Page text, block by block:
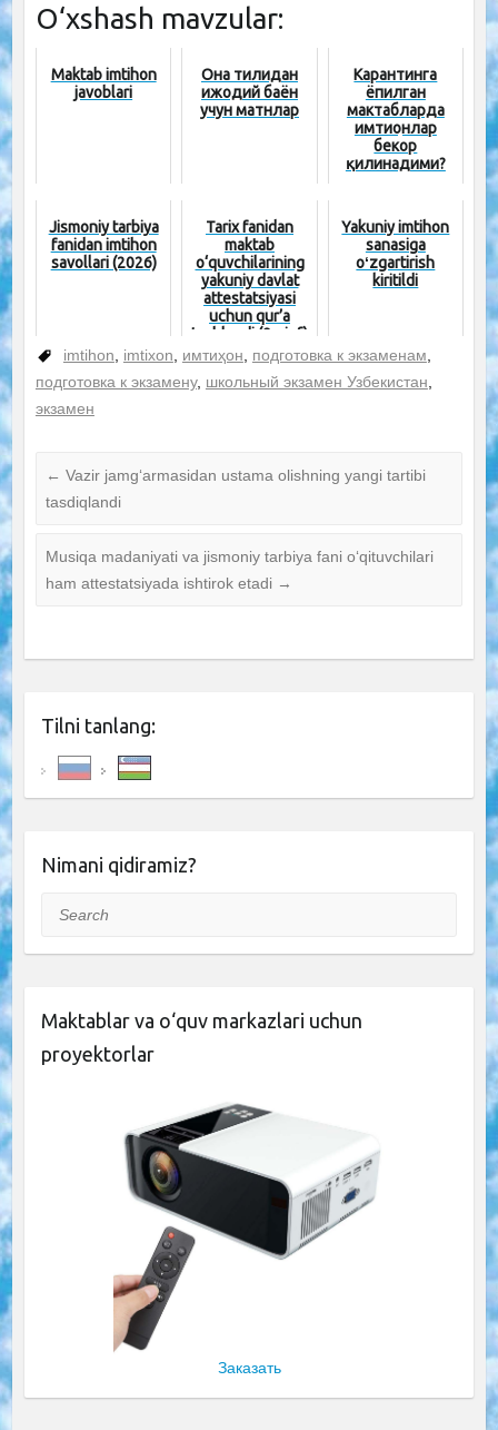
O‘xshash mavzular:
Maktab imtihon
javoblari
Она тилидан
ижодий баён
учун матнлар
Карантинга
ёпилган
мактабларда
имтиҳонлар
бекор
қилинадими?
Jismoniy tarbiya
fanidan imtihon
savollari (2026)
Tarix fanidan
maktab
o‘quvchilarining
yakuniy davlat
attestatsiyasi
uchun qur’a
tashlandi (9-sinf)
Yakuniy imtihon
sanasiga
oʻzgartirish
kiritildi
imtihon imtixon имтиҳон подготовка к экзаменам
подготовка к экзамену, школьный экзамен Узбекистан
экзамен
← Vazir jamgʻarmasidan ustama olishning yangi tartibi
tasdiqlandi
Musiqa madaniyati va jismoniy tarbiya fani oʻqituvchilari
ham attestatsiyada ishtirok etadi →
Tilni tanlang:
Nimani qidiramiz?
Search
Maktablar va o‘quv markazlari uchun
proyektorlar
Заказать